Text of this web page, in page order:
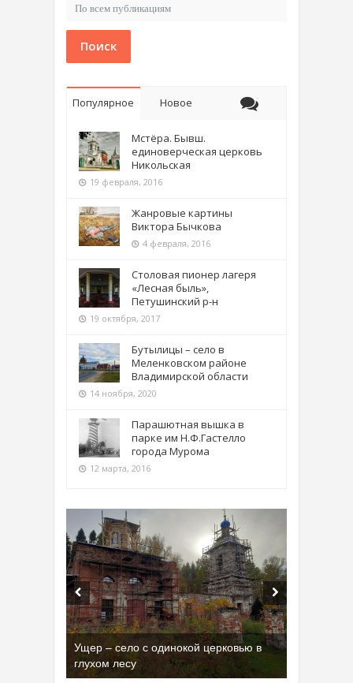
Поиск
Популярное Новое
Мстёра. Бывш.
единоверческая церковь
Никольская
19 февраля, 2016
Жанровые картины
Виктора Бычкова
4 февраля, 2016
Столовая пионер лагеря
«Лесная быль»,
Петушинский р-н
19 октября, 2017
Бутылицы – село в
Меленковском районе
Владимирской области
14 ноября, 2020
Парашютная вышка в
парке им Н.Ф.Гастелло
города Мурома
12 марта, 2016
Бывшая танковая часть имени Сухэ-
Батора во Владимире